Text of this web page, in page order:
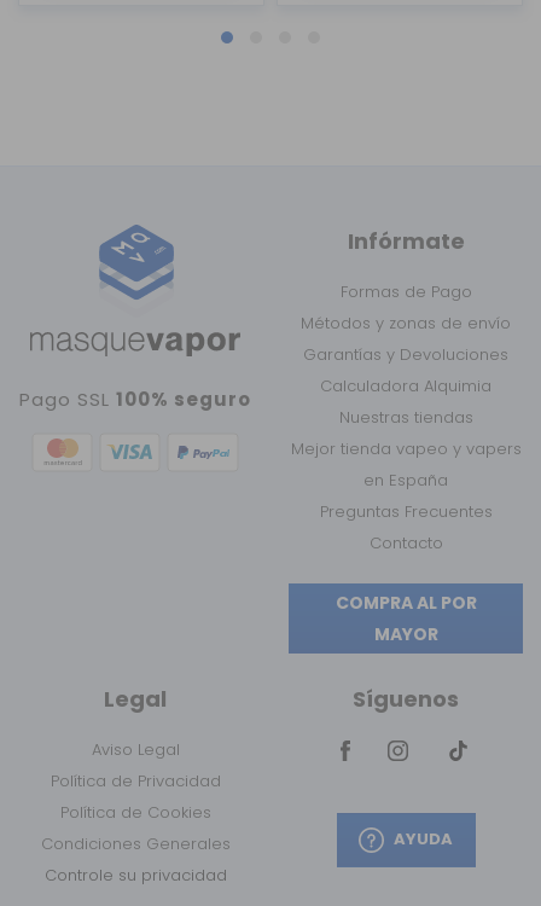
Pago SSL100% seguro
Infórmate
Formas de Pago
Métodos y zonas de envío
Garantías y Devoluciones
Calculadora Alquimia
Nuestras tiendas
Mejor tienda vapeo y vapers
en España
Preguntas Frecuentes
Contacto
COMPRA AL POR
MAYOR
Legal
Aviso Legal
Política de Privacidad
Política de Cookies
Condiciones Generales
Controle su privacidad
Síguenos
AYUDA